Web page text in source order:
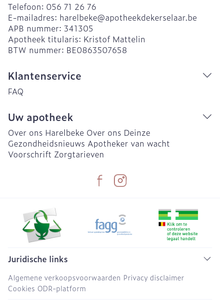
Telefoon: 056 71 26 76
E-mailadres: harelbeke@apotheekdekerselaar.be
APB nummer: 341305
Apotheek titularis: Kristof Mattelin
BTW nummer: BE0863507658
Klantenservice
FAQ
Uw apotheek
Over ons Harelbeke Over ons Deinze
Gezondheidsnieuws Apotheker van wacht
Voorschrift Zorgtarieven
Juridische links
Algemene verkoopsvoorwaarden Privacy disclaimer
Cookies ODR-platform